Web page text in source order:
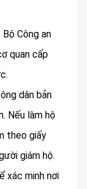
Công an
quan cấp
dân bản
Nếu làm hộ
theo giấy
giám hộ.
xác minh nơi